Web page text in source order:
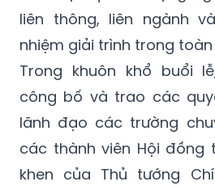
liên thông, liên ngành
nhiệm giải trình trong
Trong khuôn khổ buổi
công bố và trao các
lãnh đạo các trường
các thành viên Hội đồng
khen của Thủ tướng